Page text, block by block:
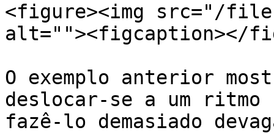
<figure><img src="/files/
alt=""><figcaption></
O exemplo anterior
deslocar-se a um ritmo
fazê-lo demasiado